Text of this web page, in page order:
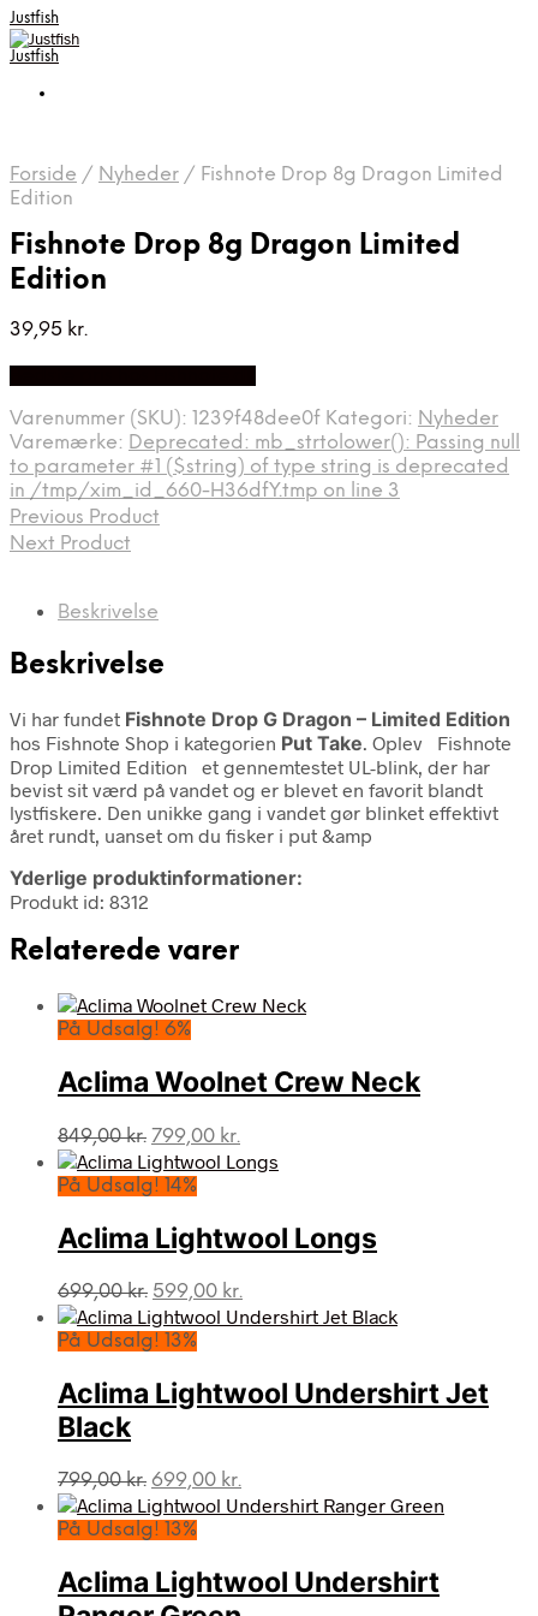
Justfish
Justfish
Forside / Nyheder / Fishnote Drop 8g Dragon Limited
Edition
Fishnote Drop 8g Dragon Limited
Edition
39,95 kr.
Varenummer (SKU): 1239f48dee0f Kategori: Nyheder
Varemærke: Deprecated: mb_strtolower(): Passing null
to parameter #1 ($string) of type string is deprecated
in /tmp/xim_id_660-H36dfY.tmp on line 3
Previous Product
Next Product
Beskrivelse
Beskrivelse
Vi har fundet Fishnote Drop G Dragon – Limited Edition
hos Fishnote Shop i kategorien Put Take. Oplev Fishnote
Drop Limited Edition et gennemtestet UL-blink, der har
bevist sit værd på vandet og er blevet en favorit blandt
lystfiskere. Den unikke gang i vandet gør blinket effektivt
året rundt, uanset om du fisker i put &amp
Yderlige produktinformationer:
Produkt id: 8312
Relaterede varer
På Udsalg! 6%
Aclima Woolnet Crew Neck
849,00kr. Den
oprindelige
pris
849,00 kr..
799,00 kr.
aktuelle
799,00 kr..
På Udsalg! 14%
Aclima Lightwool Longs
699,00kr. Den
oprindelige
pris
699,00 kr..
599,00 kr.
aktuelle
599,00 kr..
På Udsalg! 13%
Aclima Lightwool Undershirt Jet
Black
799,00kr. Den
oprindelige
pris
799,00 kr..
699,00 kr.
aktuelle
699,00 kr..
På Udsalg! 13%
Aclima Lightwool Undershirt